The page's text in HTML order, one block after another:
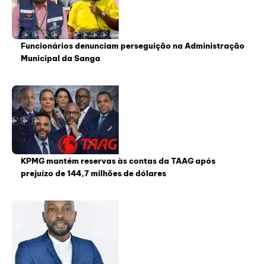
Funcionários denunciam perseguição na Administração
Municipal da Sanga
KPMG mantém reservas às contas da TAAG após
prejuízo de 144,7 milhões de dólares